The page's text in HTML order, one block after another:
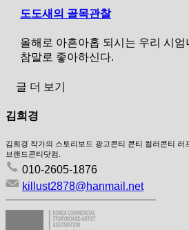
도도새의 골목관찰
올해로 아흔아홉 되시는 우리 시
참말로 좋아하신다.
글 더 보기
김희경
김희경 작가의 스토리보드 광고콘티 콘티 컬러콘티 러
브랜드콘티닷컴.
010-2605-1876
killust2878@hanmail.net